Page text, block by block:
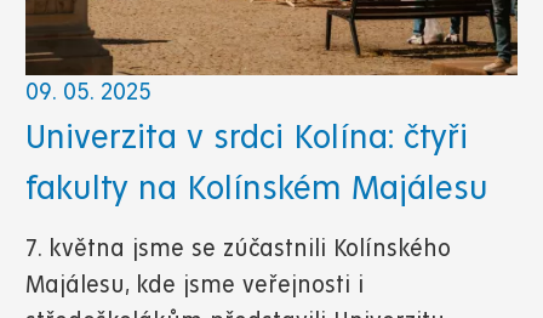
09. 05. 2025
Univerzita v srdci Kolína: čtyři
fakulty na Kolínském Majálesu
7. května jsme se zúčastnili Kolínského
Majálesu, kde jsme veřejnosti i